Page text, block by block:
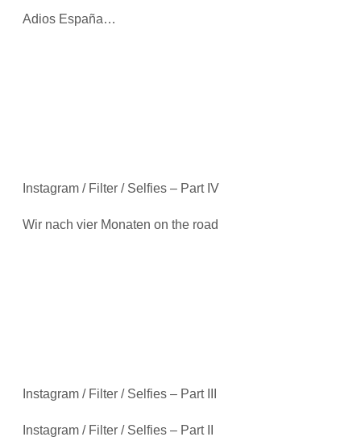
Adios España…
Instagram / Filter / Selfies – Part IV
Wir nach vier Monaten on the road
Instagram / Filter / Selfies – Part III
Instagram / Filter / Selfies – Part II